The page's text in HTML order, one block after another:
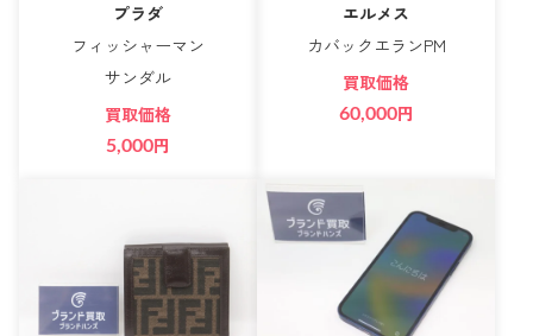
プラダ
フィッシャーマン
サンダル
買取価格
5,000円
エルメス
カバックエランPM
買取価格
60,000円